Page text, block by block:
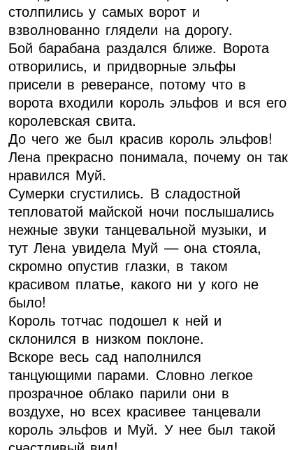
столпились у самых ворот и
взволнованно глядели на дорогу.
Бой барабана раздался ближе. Ворота
отворились, и придворные эльфы
присели в реверансе, потому что в
ворота входили король эльфов и вся его
королевская свита.
До чего же был красив король эльфов!
Лена прекрасно понимала, почему он так
нравился Муй.
Сумерки сгустились. В сладостной
тепловатой майской ночи послышались
нежные звуки танцевальной музыки, и
тут Лена увидела Муй — она стояла,
скромно опустив глазки, в таком
красивом платье, какого ни у кого не
было!
Король тотчас подошел к ней и
склонился в низком поклоне.
Вскоре весь сад наполнился
танцующими парами. Словно легкое
прозрачное облако парили они в
воздухе, но всех красивее танцевали
король эльфов и Муй. У нее был такой